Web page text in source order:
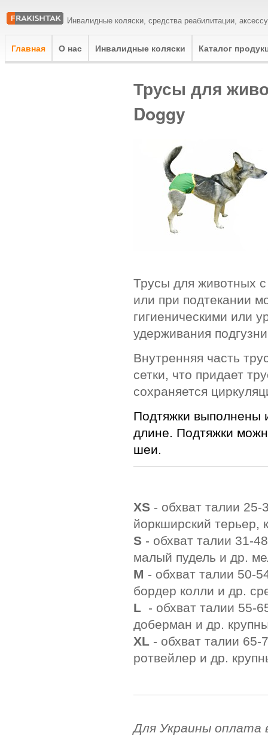
Инвалидные коляски, средства реабилитации,
Главная О нас Инвалидные коляски Каталог
Трусы для
Doggy
Трусы для животных
или при подтекании
гигиеническими или
удерживания
Внутренняя часть
сетки, что придает
сохраняется
Подтяжки выполнены
длине. Подтяжки
шеи.
XS - обхват талии
йоркширский
S - обхват талии 31-
малый пудель и др.
М - обхват талии 50-
бордер колли и др.
L - обхват талии 55-
доберман и др.
ХL - обхват талии 65-
ротвейлер и др.
Для Украины оплата